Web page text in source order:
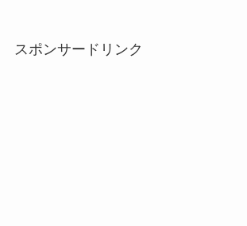
スポンサードリンク